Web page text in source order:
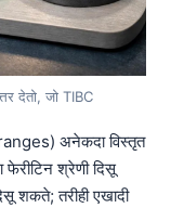
देतो, जो TIBC
अनेकदा विस्तृत
फेरीटिन श्रेणी दिसू
शकते; तरीही एखादी